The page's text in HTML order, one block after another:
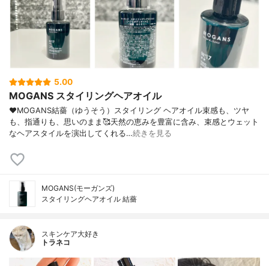
5.00
MOGANS スタイリングヘアオイル
♥MOGANS結薔（ゆうそう）スタイリング ヘアオイル束感も、ツヤ
も、指通りも、思いのまま🥰天然の恵みを豊富に含み、束感とウェット
なヘアスタイルを演出してくれる…続きを見る
MOGANS(モーガンズ)
スタイリングヘアオイル 結薔
スキンケア大好き
トラネコ